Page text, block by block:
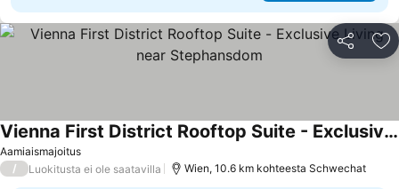
Jaa
Aamiaismajoitus
Vienna First District Rooftop Suite - Exclusive Living near Stephansdom
/ Luokitusta ei ole saatavilla Wien, 10.6 km kohteesta Schwechat